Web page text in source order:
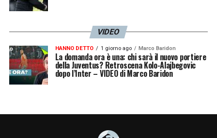
VIDEO
HANNO DETTO 1 giorno ago Marco Baridon
La domanda ora è una: chi sarà il nuovo portiere
della Juventus? Retroscena Kolo-Alajbegovic
dopo l’Inter – VIDEO di Marco Baridon